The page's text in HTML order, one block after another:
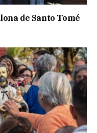
de Santo Tomé